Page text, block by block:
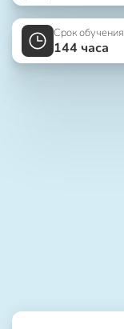
Срок обучения
144 часа